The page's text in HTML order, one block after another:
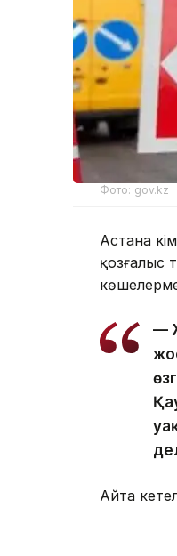
Фото: gov.kz
Астана
қозғалыс
—
Айта